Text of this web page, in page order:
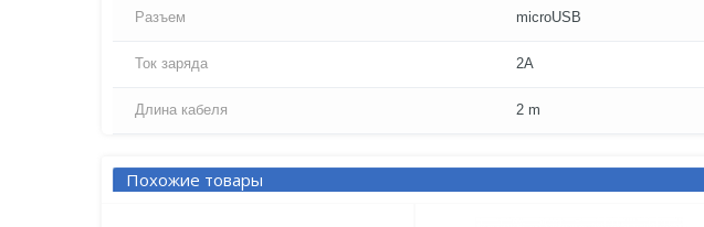
Разъем microUSB
Ток заряда 2A
Длина кабеля 2 m
Похожие товары